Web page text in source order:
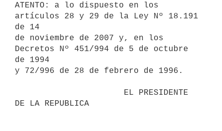
ATENTO: a lo dispuesto en los
artículos 28 y 29 de la Ley Nº 18.191
de 14
de noviembre de 2007 y, en los
Decretos Nº 451/994 de 5 de octubre
de 1994
y 72/996 de 28 de febrero de 1996.
DE LA REPUBLICA